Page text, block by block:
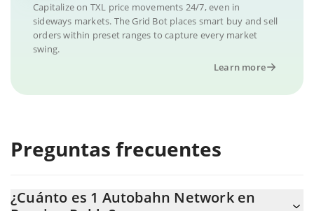
Capitalize on TXL price movements 24/7, even in
sideways markets. The Grid Bot places smart buy and sell
orders within preset ranges to capture every market
swing.
Learn more
Preguntas frecuentes
¿Cuánto es 1 Autobahn Network en